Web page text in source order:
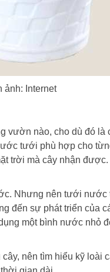
ảnh: Internet
nào, cho dù đó là
tưới phù hợp cho
trời mà cây nhận
Nhưng nên tưới
đến sự phát triển của
một bình nước nhỏ
nên tìm hiểu kỹ loài